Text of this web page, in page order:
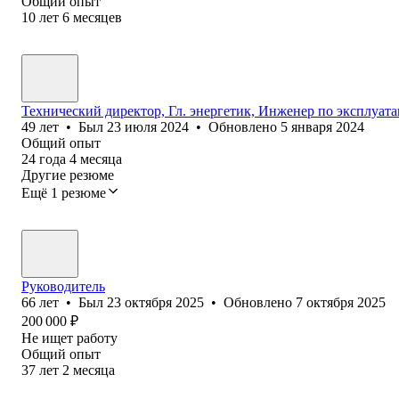
10 лет 6 месяцев
Технический директор, Гл. энергетик, Инженер по
49 лет • Был 23 июля 2024 • Обновлено 5 января 2024
Общий опыт
24 года 4 месяца
Другие резюме
Ещё 1 резюме
Руководитель
66 лет • Был 23 октября 2025 • Обновлено 7 октября 2025
200 000 ₽
Не ищет работу
Общий опыт
37 лет 2 месяца